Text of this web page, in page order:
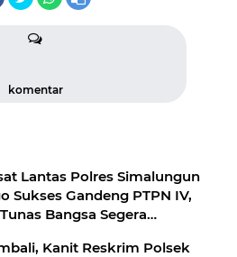
komentar
Lantas Polres Simalungun
Sukses Gandeng PTPN IV,
Bangsa Segera
Kanit Reskrim Polsek